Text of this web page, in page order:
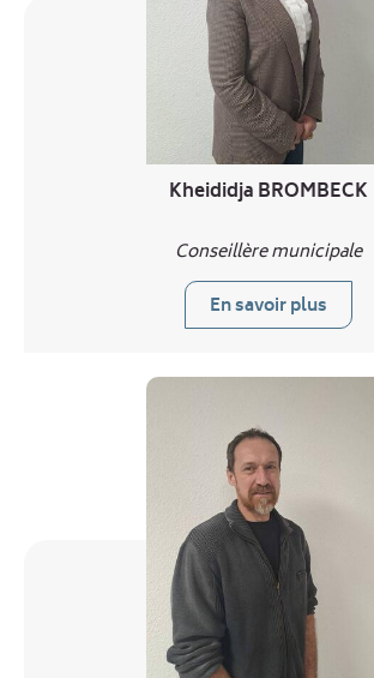
Kheididja BROMBECK
Conseillère municipale
En savoir plus